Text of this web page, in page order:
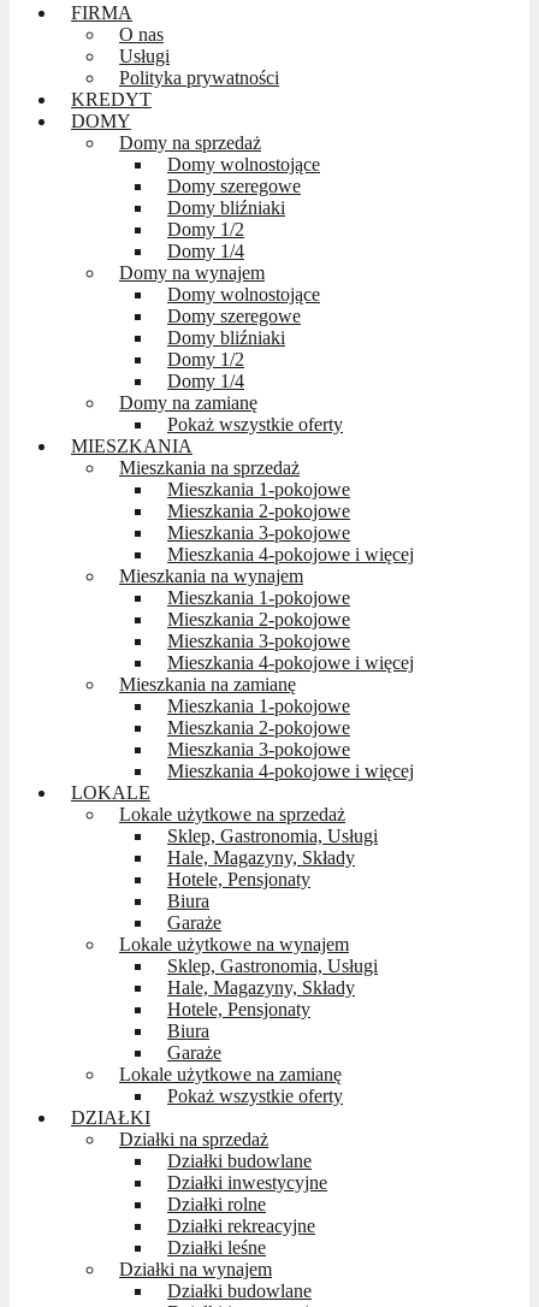
FIRMA
O nas
Usługi
Polityka prywatności
KREDYT
DOMY
Domy na sprzedaż
Domy wolnostojące
Domy szeregowe
Domy bliźniaki
Domy 1/2
Domy 1/4
Domy na wynajem
Domy wolnostojące
Domy szeregowe
Domy bliźniaki
Domy 1/2
Domy 1/4
Domy na zamianę
Pokaż wszystkie oferty
MIESZKANIA
Mieszkania na sprzedaż
Mieszkania 1-pokojowe
Mieszkania 2-pokojowe
Mieszkania 3-pokojowe
Mieszkania 4-pokojowe i więcej
Mieszkania na wynajem
Mieszkania 1-pokojowe
Mieszkania 2-pokojowe
Mieszkania 3-pokojowe
Mieszkania 4-pokojowe i więcej
Mieszkania na zamianę
Mieszkania 1-pokojowe
Mieszkania 2-pokojowe
Mieszkania 3-pokojowe
Mieszkania 4-pokojowe i więcej
LOKALE
Lokale użytkowe na sprzedaż
Sklep, Gastronomia, Usługi
Hale, Magazyny, Składy
Hotele, Pensjonaty
Biura
Garaże
Lokale użytkowe na wynajem
Sklep, Gastronomia, Usługi
Hale, Magazyny, Składy
Hotele, Pensjonaty
Biura
Garaże
Lokale użytkowe na zamianę
Pokaż wszystkie oferty
DZIAŁKI
Działki na sprzedaż
Działki budowlane
Działki inwestycyjne
Działki rolne
Działki rekreacyjne
Działki leśne
Działki na wynajem
Działki budowlane